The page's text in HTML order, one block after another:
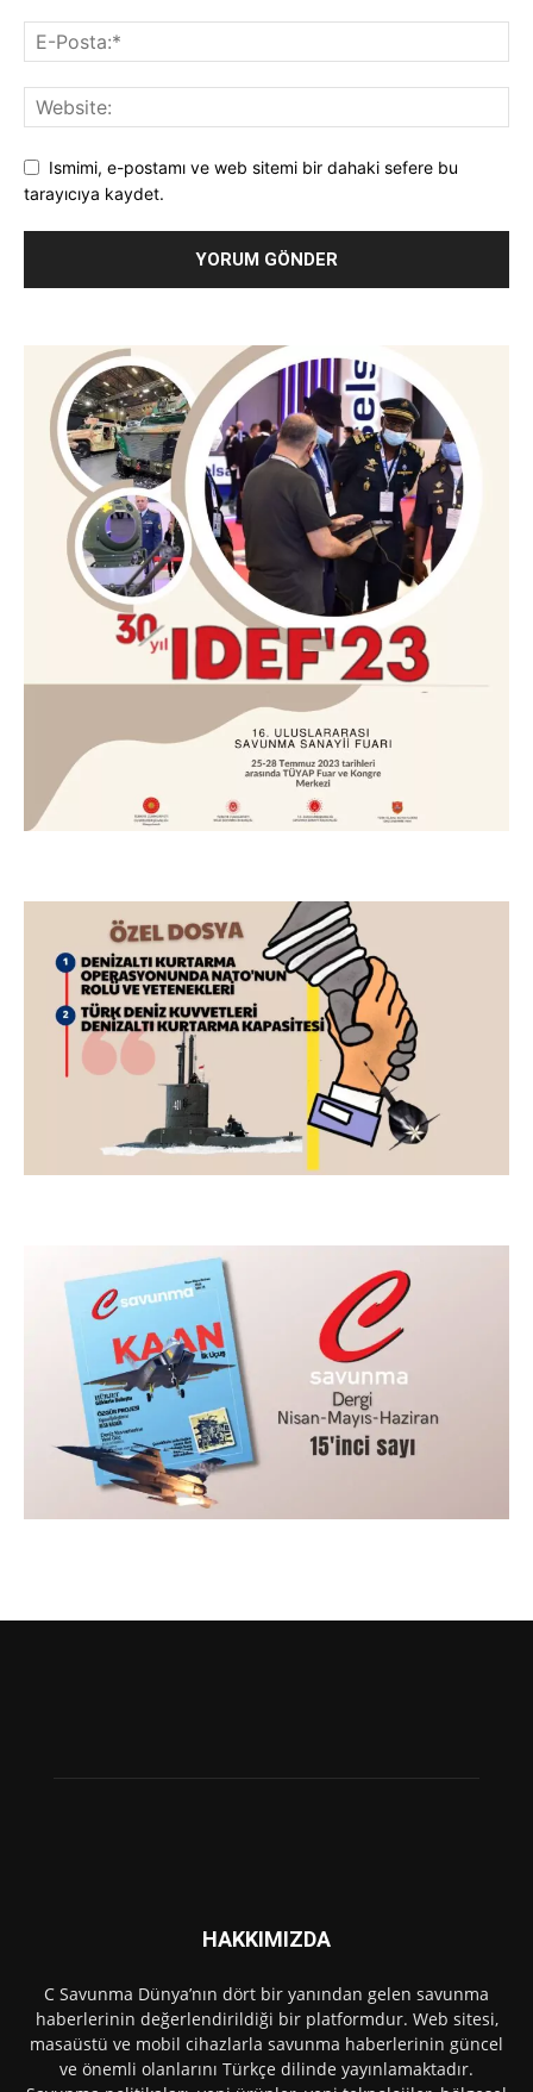
Ismimi, e-postamı ve web sitemi bir dahaki sefere bu
tarayıcıya kaydet.
HAKKIMIZDA
C Savunma Dünya’nın dört bir yanından gelen savunma
haberlerinin değerlendirildiği bir platformdur. Web sitesi,
masaüstü ve mobil cihazlarla savunma haberlerinin güncel
ve önemli olanlarını Türkçe dilinde yayınlamaktadır.